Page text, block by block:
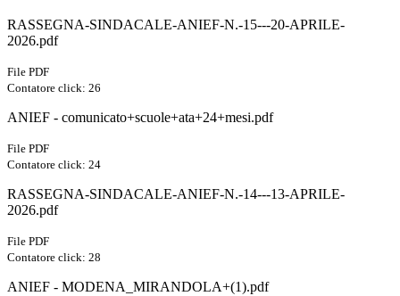
RASSEGNA-SINDACALE-ANIEF-N.-15---20-APRILE-
2026.pdf
File PDF
Contatore click: 26
ANIEF - comunicato+scuole+ata+24+mesi.pdf
File PDF
Contatore click: 24
RASSEGNA-SINDACALE-ANIEF-N.-14---13-APRILE-
2026.pdf
File PDF
Contatore click: 28
ANIEF - MODENA_MIRANDOLA+(1).pdf